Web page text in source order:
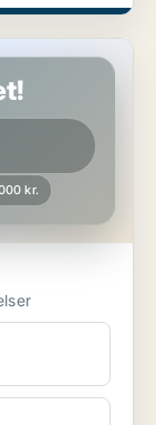
kr.
6 værelser